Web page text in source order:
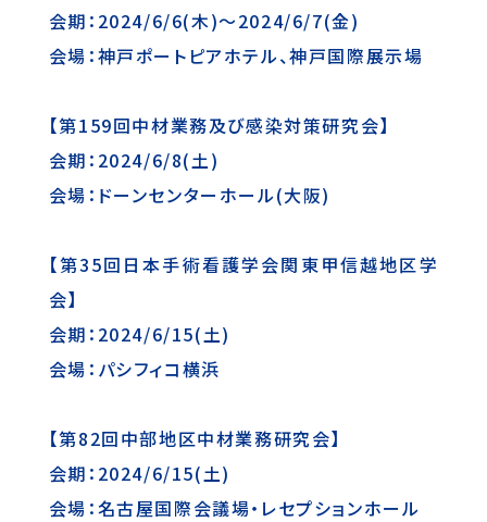
会期：2024/6/6(木)～2024/6/7(金)
会場：神戸ポートピアホテル、神戸国際展示場
【第159回中材業務及び感染対策研究会】
会期：2024/6/8(土)
会場：ドーンセンターホール(大阪)
【第35回日本手術看護学会関東甲信越地区学
会】
会期：2024/6/15(土)
会場：パシフィコ横浜
【第82回中部地区中材業務研究会】
会期：2024/6/15(土)
会場：名古屋国際会議場・レセプションホール